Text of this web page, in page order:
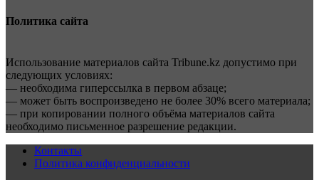
Политика сайта
Использование материалов сайта Tribune.kz допустимо при
следующих условиях:
— необходима гиперссылка в первом абзаце;
— может быть воспроизведено не более 30% всего материала;
— при копировании полного объёма материалов сайта
необходимо письменное разрешение редакции.
Контакты
Политика конфиденциальности